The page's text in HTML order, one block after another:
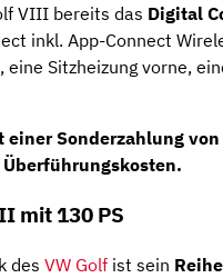
VIII bereits das Digital
inkl. App-Connect
eine Sitzheizung vorne,
einerSonderzahlung
mit 130 PS
des VW Golf ist sein